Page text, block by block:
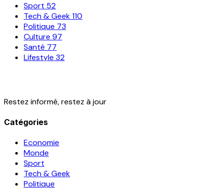
Sport 52
Tech & Geek110
Politique 73
Culture 97
Santé 77
Lifestyle 32
Restez informé, restez à jour
Catégories
Economie
Monde
Sport
Tech & Geek
Politique